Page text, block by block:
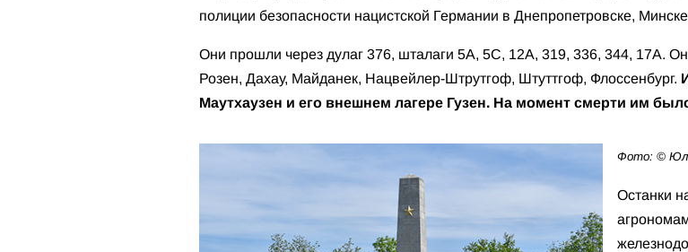
полиции безопасности нацистской Германии в Днепропетровске,
Они прошли через дулаг 376, шталаги 5А, 5С, 12A, 319, 336, 344, 17А.
Розен, Дахау, Майданек, Нацвейлер-Штрутгоф, Штуттгоф, Флоссенбург.
Маутхаузен и его внешнем лагере Гузен. На момент смерти им
Фото: ©
Останки